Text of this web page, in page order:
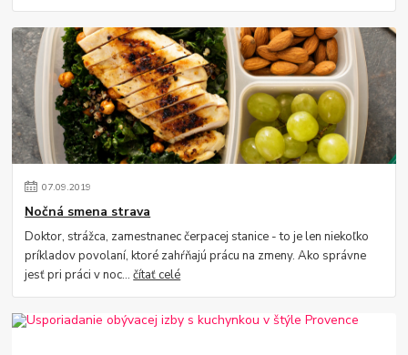
07.09.2019
Nočná smena strava
Doktor, strážca, zamestnanec čerpacej stanice - to je len niekoľko
príkladov povolaní, ktoré zahŕňajú prácu na zmeny. Ako správne
jesť pri práci v noc...čítať celé